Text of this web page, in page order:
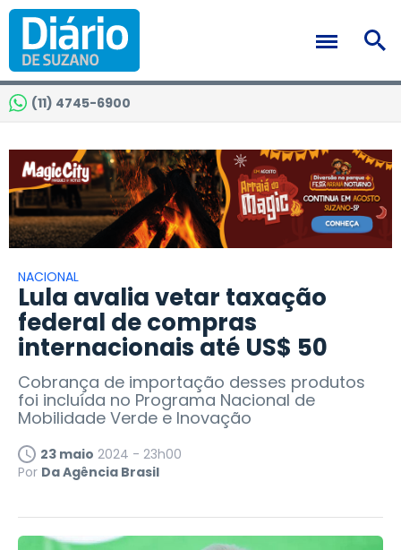
(11) 4745-6900
NACIONAL
Lula avalia vetar taxação
federal de compras
internacionais até US$ 50
Cobrança de importação desses produtos
foi incluída no Programa Nacional de
Mobilidade Verde e Inovação
23 maio 2024 - 23h00
Por Da Agência Brasil